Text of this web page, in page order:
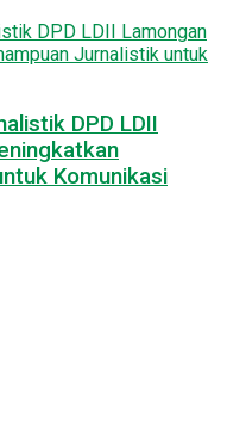
DPD LDII
Komunikasi